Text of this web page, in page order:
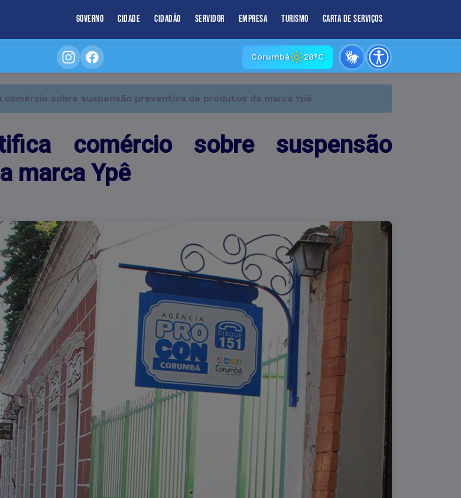
Governo Cidade Cidadão Servidor Empresa Turismo Carta de Serviços
Corumbá 28°C
comércio sobre suspensão preventiva de produtos da marca Ypê
comércio sobre suspensão
marca Ypê